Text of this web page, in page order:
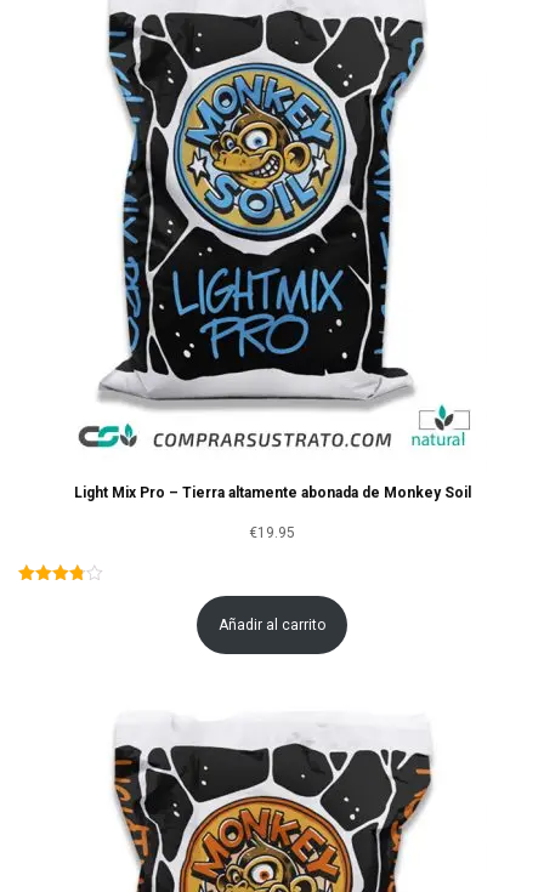
Light Mix Pro – Tierra altamente abonada de Monkey Soil
€19.95
Añadir al carrito